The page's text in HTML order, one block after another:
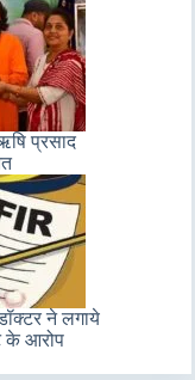
प्रसाद
ने लगाये
के आरोप